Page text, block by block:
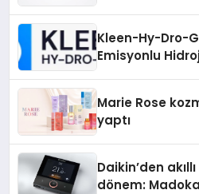
Kleen-Hy-Dro-
Emisyonlu
Marie Rose
yaptı
Daikin’den
dönem: